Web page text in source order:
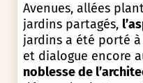
Avenues, allées
jardins partagés,
jardins a été porté
et dialogue encore
noblesse de